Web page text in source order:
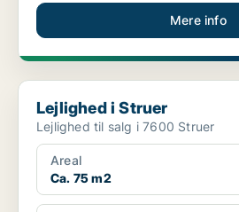
Mere info
Lejlighed i Struer
Lejlighed i Struer
Lejlighed til salg i 7600 Struer
Areal
Ca. 75 m2